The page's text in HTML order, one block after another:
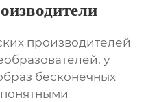
производителей
у
бесконечных